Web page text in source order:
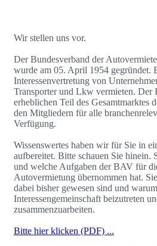
Wir stellen uns vor.
Der Bundesverband der
wurde am 05. April 1954 gegründet.
Interessenvertretung von
Transporter und Lkw vermieten. Der
erheblichen Teil des Gesamtmarktes
den Mitgliedern für alle
Verfügung.
Wissenswertes haben wir für Sie in
aufbereitet. Bitte schauen Sie hinein.
und welche Aufgaben der BAV für
Autovermietung übernommen hat.
dabei bisher gewesen sind und
Interessengemeinschaft beizutreten
zusammenzuarbeiten.
Bitte hier klicken (PDF) ...